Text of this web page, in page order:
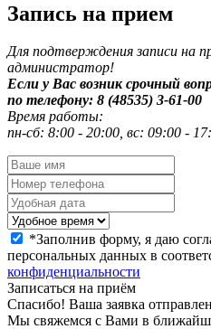
Запись на прием
Для подтверждения записи на
администратор!
Если у Вас возник срочный
по телефону: 8 (48535) 3-61-00
Время работы:
пн-сб: 8:00 - 20:00, вс: 09:00 -
*Заполнив форму, я даю
персональных данных в
конфиденциальности
Записаться на приём
Спасибо! Ваша заявка
Мы свяжемся с Вами в